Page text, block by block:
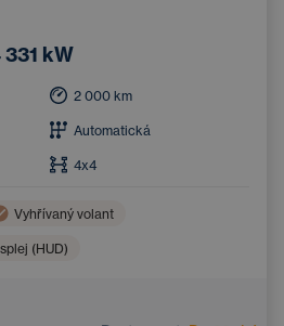
kW
2 000 km
Automatická
4x4
Vyhřívaný volant
(HUD)